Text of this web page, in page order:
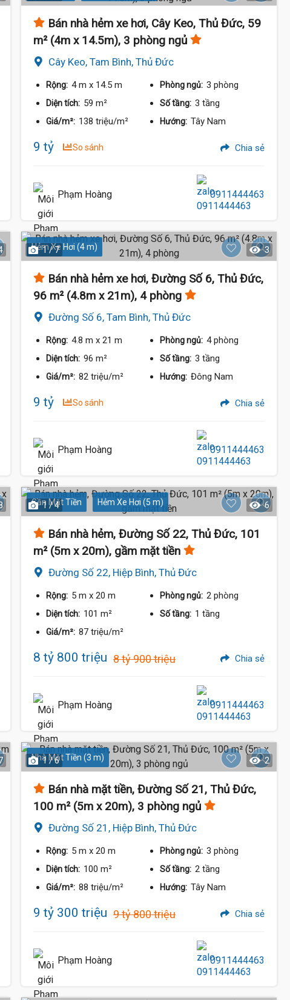
Bán nhà hẻm xe hơi, Cây Keo, Thủ Đức, 59
m² (4m x 14.5m), 3 phòng ngủ
Cây Keo, Tam Bình, Thủ Đức
Rộng: 4 m x 14.5 m Phòng ngủ: 3 phòng
Diện tích: 59 m² Số tầng: 3 tầng
Giá/m²: 138 triệu/m² Hướng: Tây Nam
9 tỷ So sánh Chia sẻ
Phạm Hoàng 0911444463
Hẻm Xe Hơi (4 m)
1 / 7 3
Bán nhà hẻm xe hơi, Đường Số 6, Thủ Đức,
96 m² (4.8m x 21m), 4 phòng
Đường Số 6, Tam Bình, Thủ Đức
Rộng: 4.8 m x 21 m Phòng ngủ: 4 phòng
Diện tích: 96 m² Số tầng: 3 tầng
Giá/m²: 82 triệu/m² Hướng: Đông Nam
9 tỷ So sánh Chia sẻ
Phạm Hoàng 0911444463
Gần Mặt Tiền Hẻm Xe Hơi (5 m)
1 / 4 6
Bán nhà hẻm, Đường Số 22, Thủ Đức, 101
m² (5m x 20m), gầm mặt tiền
Đường Số 22, Hiệp Bình, Thủ Đức
Rộng: 5 m x 20 m Phòng ngủ: 2 phòng
Diện tích: 101 m² Số tầng: 1 tầng
Giá/m²: 87 triệu/m²
8 tỷ 800 triệu 8 tỷ 900 triệu Chia sẻ
Phạm Hoàng 0911444463
Nhà Mặt Tiền (3 m)
1 / 6 2
Bán nhà mặt tiền, Đường Số 21, Thủ Đức,
100 m² (5m x 20m), 3 phòng ngủ
Đường Số 21, Hiệp Bình, Thủ Đức
Rộng: 5 m x 20 m Phòng ngủ: 3 phòng
Diện tích: 100 m² Số tầng: 2 tầng
Giá/m²: 88 triệu/m² Hướng: Tây Nam
9 tỷ 300 triệu 9 tỷ 800 triệu Chia sẻ
Phạm Hoàng 0911444463